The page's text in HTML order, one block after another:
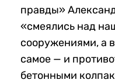
правды»
«смеялись над
сооружениями, а
самое — и
бетонными